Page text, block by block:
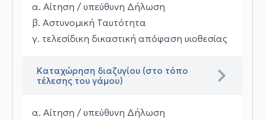
α. Αίτηση / υπεύθυνη Δήλωση
β. Αστυνομική Ταυτότητα
γ. τελεσίδικη δικαστική απόφαση υιοθεσίας
Καταχώρηση διαζυγίου (στο τόπο
τέλεσης του γάμου)
α. Αίτηση / υπεύθυνη Δήλωση